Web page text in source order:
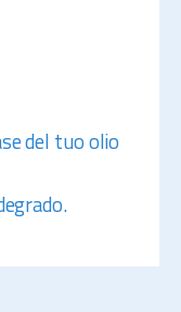
del tuo olio